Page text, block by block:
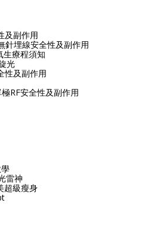
及副作用
針埋線安全性及副作用
生療程須知
光
性及副作用
RF安全性及副作用
雷神
超級瘦身